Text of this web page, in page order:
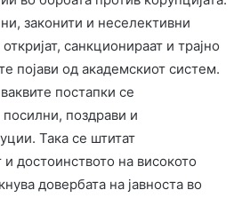
законити и неселективни
санкционираат и трајно
појави од академскиот систем.
постапки се
поздрави и
Така се штитат
и достоинството на високото
довербата на јавноста во